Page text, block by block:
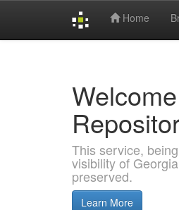
Home
This service,
visibility of
preserved.
Learn More